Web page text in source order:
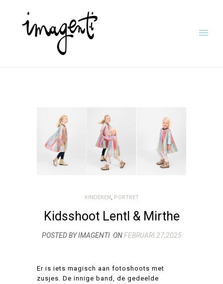
KINDEREN , PORTRET
Kidsshoot Lentl & Mirthe
POSTED BY IMAGENTI ONFEBRUARI 27,2025
Er is iets magisch aan fotoshoots met
zusjes. De innige band, de gedeelde